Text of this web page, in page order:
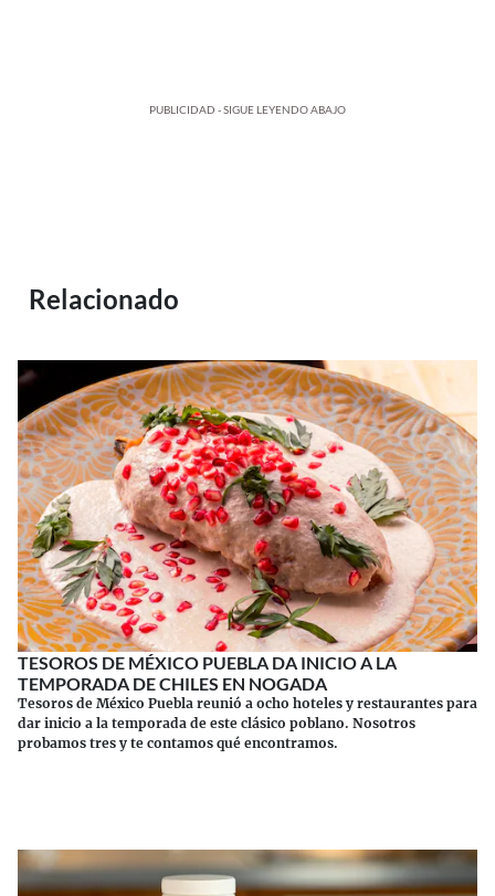
PUBLICIDAD - SIGUE LEYENDO ABAJO
Relacionado
TESOROS DE MÉXICO PUEBLA DA INICIO A LA
TEMPORADA DE CHILES EN NOGADA
Tesoros de México Puebla reunió a ocho hoteles y restaurantes para
dar inicio a la temporada de este clásico poblano. Nosotros
probamos tres y te contamos qué encontramos.